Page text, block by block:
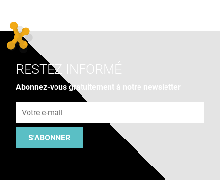
RESTEZ INFORMÉ
Abonnez-vous gratuitement à notre newsletter
S'ABONNER